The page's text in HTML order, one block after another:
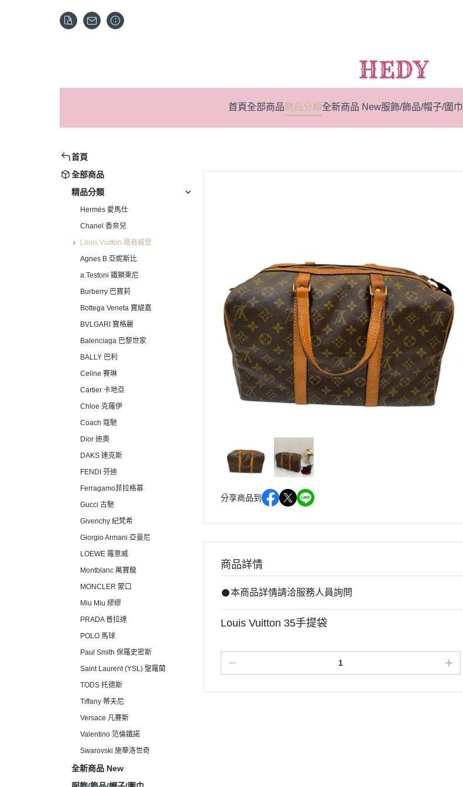
HEDY
首頁全部商品精品分類全新商品 New服飾/飾品/帽子/圍巾
首頁
全部商品
精品分類
Hermès 愛馬仕
Chanel 香奈兒
Louis Vuitton 路易威登
Agnes B 亞妮斯比
a.Testoni 鐵獅東尼
Burberry 巴寶莉
Bottega Veneta 寶緹嘉
BVLGARI 寶格麗
Balenciaga 巴黎世家
BALLY 巴利
Celine 賽琳
Cartier 卡地亞
Chloe 克羅伊
Coach 蔻馳
Dior 迪奧
DAKS 達克斯
FENDI 芬迪
Ferragamo菲拉格慕
Gucci 古馳
Givenchy 紀梵希
Giorgio Armani 亞曼尼
LOEWE 羅意威
Montblanc 萬寶龍
MONCLER 蒙口
Miu Miu 繆繆
PRADA 普拉達
POLO 馬球
Paul Smith 保羅史密斯
Saint Laurent (YSL) 聖羅蘭
TODS 托德斯
Tiffany 蒂夫尼
Versace 凡賽斯
Valentino 范倫鐵諾
Swarovski 施華洛世奇
全新商品 New
分享商品到
商品詳情
𒊹︎本商品詳情請洽服務人員詢問
Louis Vuitton 35手提袋